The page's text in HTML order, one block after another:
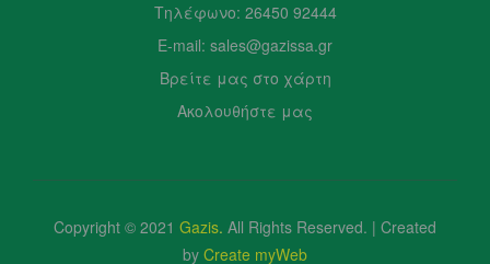
Τηλέφωνο: 26450 92444
E-mail: sales@gazissa.gr
Βρείτε μας στο χάρτη
Ακολουθήστε μας
Copyright © 2021 Gazis. All Rights Reserved. | Created
by Create myWeb